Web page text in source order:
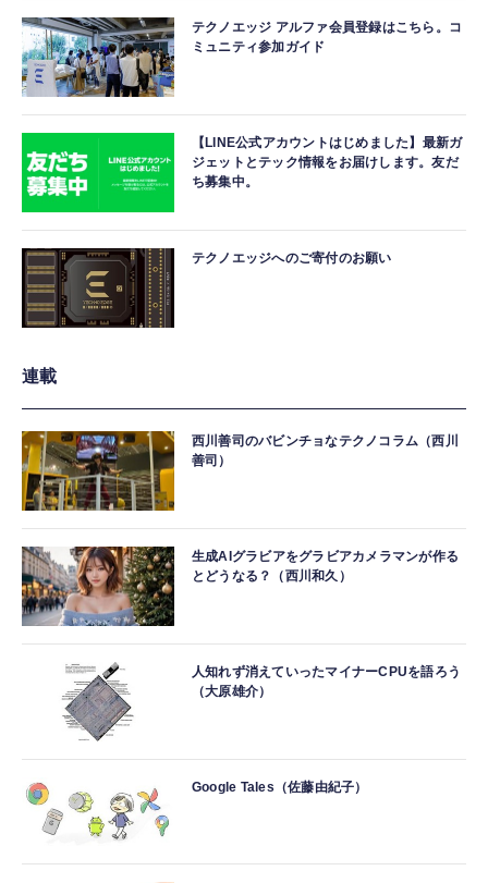
テクノエッジ アルファ会員登録はこちら。コ
ミュニティ参加ガイド
【LINE公式アカウントはじめました】最新ガ
ジェットとテック情報をお届けします。友だ
ち募集中。
テクノエッジへのご寄付のお願い
連載
西川善司のバビンチョなテクノコラム（西川
善司）
生成AIグラビアをグラビアカメラマンが作る
とどうなる？（西川和久）
人知れず消えていったマイナーCPUを語ろう
（大原雄介）
Google Tales（佐藤由紀子）